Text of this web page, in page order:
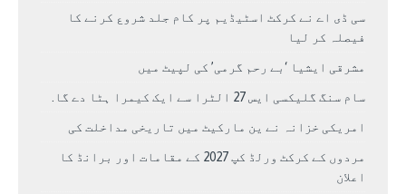
سی ڈی اے نے کرکٹ اسٹیڈیم پر کام جلد شروع کرنے کا
فیصلہ کر لیا
مشرقی ایشیا ‘بے رحم گرمی’ کی لپیٹ میں
سام سنگ گلیکسی ایس 27 الٹرا سے ایک کیمرا ہٹا دے گا.
امریکی خزانہ نے ین مارکیٹ میں تاریخی مداخلت کی
مردوں کے کرکٹ ورلڈ کپ 2027 کے مقامات اور برانڈ کا
اعلان